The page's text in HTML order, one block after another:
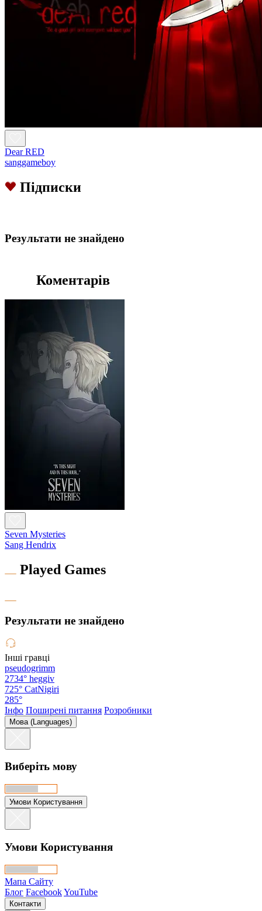
Dear RED
sanggameboy
Підписки
Результати не знайдено
Коментарів
Seven Mysteries
Sang Hendrix
Played Games
Результати не знайдено
Інші гравці
pseudogrimm
2734° heggiv
725° CatNigiri
285°
Інфо Поширені питання Розробники
Мова (Languages)
Виберіть мову
Умови Користування
Умови Користування
Мапа Сайту
Блог FacebookYouTube
Контакти